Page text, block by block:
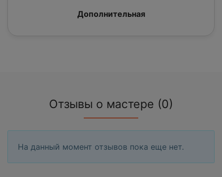
Дополнительная
Отзывы о мастере (0)
На данный момент отзывов пока еще нет.